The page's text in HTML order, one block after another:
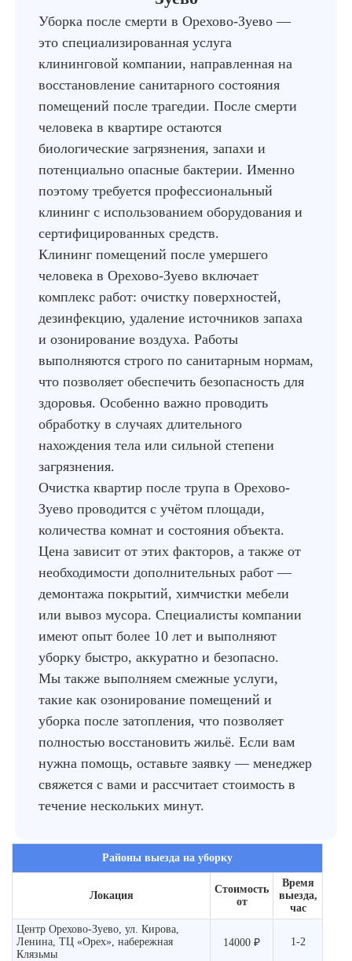
Уборка после смерти в Орехово-Зуево —
это специализированная услуга
клининговой компании, направленная на
восстановление санитарного состояния
помещений после трагедии. После смерти
человека в квартире остаются
биологические загрязнения, запахи и
потенциально опасные бактерии. Именно
поэтому требуется профессиональный
клининг с использованием оборудования и
сертифицированных средств.
Клининг помещений после умершего
человека в Орехово-Зуево включает
комплекс работ: очистку поверхностей,
дезинфекцию, удаление источников запаха
и озонирование воздуха. Работы
выполняются строго по санитарным нормам,
что позволяет обеспечить безопасность для
здоровья. Особенно важно проводить
обработку в случаях длительного
нахождения тела или сильной степени
загрязнения.
Очистка квартир после трупа в Орехово-
Зуево проводится с учётом площади,
количества комнат и состояния объекта.
Цена зависит от этих факторов, а также от
необходимости дополнительных работ —
демонтажа покрытий, химчистки мебели
или вывоз мусора. Специалисты компании
имеют опыт более 10 лет и выполняют
уборку быстро, аккуратно и безопасно.
Мы также выполняем смежные услуги,
такие как озонирование помещений и
уборка после затопления, что позволяет
полностью восстановить жильё. Если вам
нужна помощь, оставьте заявку — менеджер
свяжется с вами и рассчитает стоимость в
течение нескольких минут.
Районы выезда на уборку
Локация
Стоимость
от
Время
выезда,
час
Центр Орехово-Зуево, ул. Кирова,
Ленина, ТЦ «Орех», набережная
Клязьмы
14000 ₽ 1-2